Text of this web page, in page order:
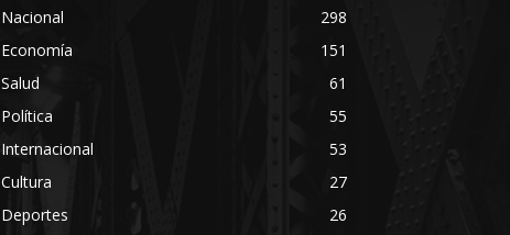
Nacional
298
Economía
151
Salud
61
Política
55
Internacional
53
Cultura
27
Deportes
26